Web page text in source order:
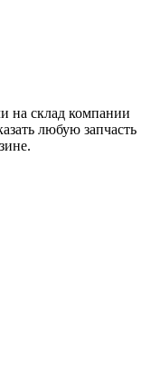
на склад компании
любую запчасть